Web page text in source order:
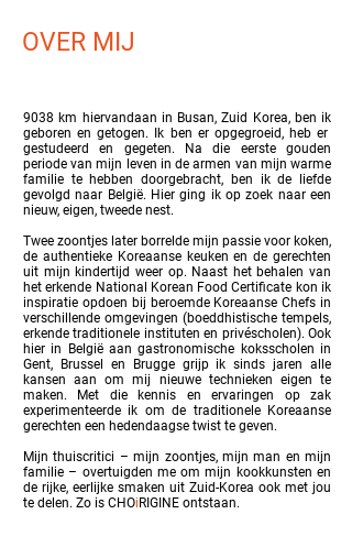
OVER MIJ
9038 km hiervandaan in Busan, Zuid Korea, ben ik
geboren en getogen. Ik ben er opgegroeid, heb er
gestudeerd en gegeten. Na die eerste gouden
periode van mijn leven in de armen van mijn warme
familie te hebben doorgebracht, ben ik de liefde
gevolgd naar België. Hier ging ik op zoek naar een
nieuw, eigen, tweede nest.
Twee zoontjes later borrelde mijn passie voor koken,
de authentieke Koreaanse keuken en de gerechten
uit mijn kindertijd weer op. Naast het behalen van
het erkende National Korean Food Certificate kon ik
inspiratie opdoen bij beroemde Koreaanse Chefs in
verschillende omgevingen (boeddhistische tempels,
erkende traditionele instituten en privéscholen). Ook
hier in België aan gastronomische koksscholen in
Gent, Brussel en Brugge grijp ik sinds jaren alle
kansen aan om mij nieuwe technieken eigen te
maken. Met die kennis en ervaringen op zak
experimenteerde ik om de traditionele Koreaanse
gerechten een hedendaagse twist te geven.
Mijn thuiscritici – mijn zoontjes, mijn man en mijn
familie – overtuigden me om mijn kookkunsten en
de rijke, eerlijke smaken uit Zuid-Korea ook met jou
te delen. Zo is CHOi RIGINE ontstaan.